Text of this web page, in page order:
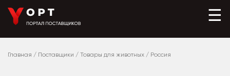
☰
Главная / Поставщики / Товары для животных / Россия